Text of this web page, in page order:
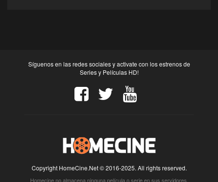
Síguenos en las redes sociales y activate con los estrenos de
Series y Películas HD!
Copyright HomeCine.Net © 2016-2025. All rights reserved.
Homecine no almacena ninguna película o serie en sus servidores.